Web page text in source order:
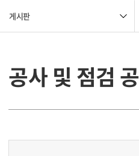
게시판
공사 및 점검